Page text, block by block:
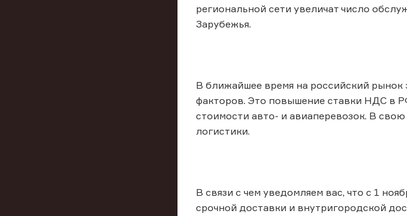
региональной сети увеличат число
Зарубежья.
В ближайшее время на российский рынок
факторов. Это повышение ставки НДС в
стоимости авто- и авиаперевозок. В
логистики.
В связи с чем уведомляем вас, что с 1
срочной доставки и внутригородской